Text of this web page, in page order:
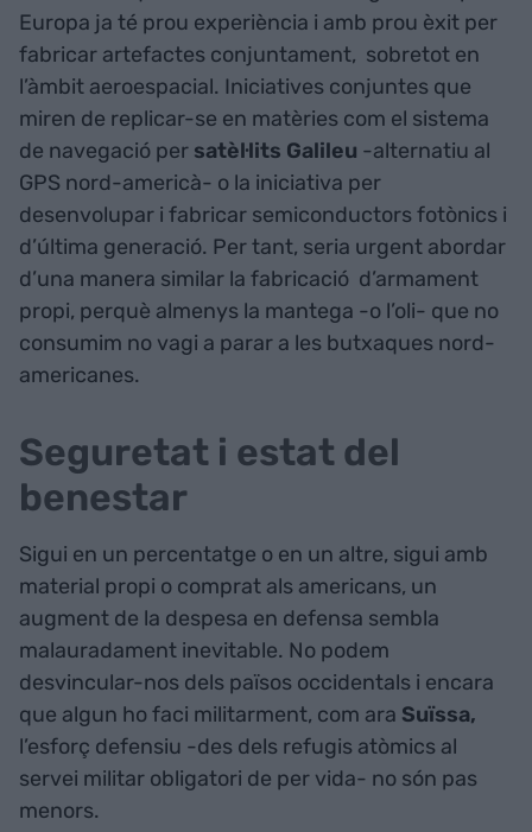
Europa ja té prou experiència i amb prou èxit per
fabricar artefactes conjuntament, sobretot en
l’àmbit aeroespacial. Iniciatives conjuntes que
miren de replicar-se en matèries com el sistema
de navegació per satèl·lits Galileu -alternatiu al
GPS nord-americà- o la iniciativa per
desenvolupar i fabricar semiconductors fotònics i
d’última generació. Per tant, seria urgent abordar
d’una manera similar la fabricació d’armament
propi, perquè almenys la mantega -o l’oli- que no
consumim no vagi a parar a les butxaques nord-
americanes.
Seguretat i estat del
benestar
Sigui en un percentatge o en un altre, sigui amb
material propi o comprat als americans, un
augment de la despesa en defensa sembla
malauradament inevitable. No podem
desvincular-nos dels països occidentals i encara
que algun ho faci militarment, com ara Suïssa,
l’esforç defensiu -des dels refugis atòmics al
servei militar obligatori de per vida- no són pas
menors.